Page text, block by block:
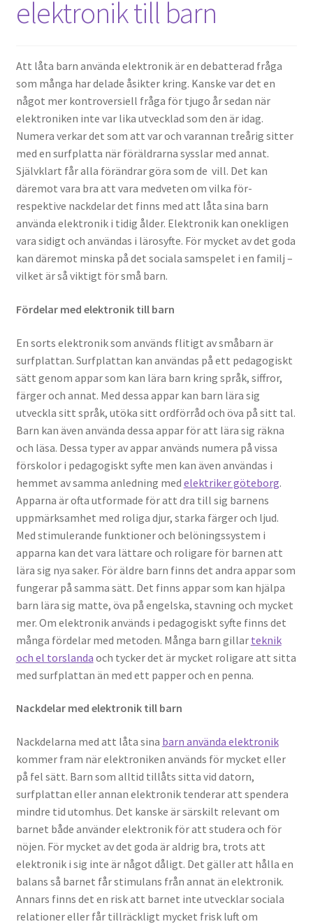
elektronik till barn
Att låta barn använda elektronik är en debatterad fråga
som många har delade åsikter kring. Kanske var det en
något mer kontroversiell fråga för tjugo år sedan när
elektroniken inte var lika utvecklad som den är idag.
Numera verkar det som att var och varannan treårig sitter
med en surfplatta när föräldrarna sysslar med annat.
Självklart får alla förändrar göra som de vill. Det kan
däremot vara bra att vara medveten om vilka för-
respektive nackdelar det finns med att låta sina barn
använda elektronik i tidig ålder. Elektronik kan onekligen
vara sidigt och användas i lärosyfte. För mycket av det goda
kan däremot minska på det sociala samspelet i en familj –
vilket är så viktigt för små barn.
Fördelar med elektronik till barn
En sorts elektronik som används flitigt av småbarn är
surfplattan. Surfplattan kan användas på ett pedagogiskt
sätt genom appar som kan lära barn kring språk, siffror,
färger och annat. Med dessa appar kan barn lära sig
utveckla sitt språk, utöka sitt ordförråd och öva på sitt tal.
Barn kan även använda dessa appar för att lära sig räkna
och läsa. Dessa typer av appar används numera på vissa
förskolor i pedagogiskt syfte men kan även användas i
hemmet av samma anledning med elektriker göteborg.
Apparna är ofta utformade för att dra till sig barnens
uppmärksamhet med roliga djur, starka färger och ljud.
Med stimulerande funktioner och belöningssystem i
apparna kan det vara lättare och roligare för barnen att
lära sig nya saker. För äldre barn finns det andra appar som
fungerar på samma sätt. Det finns appar som kan hjälpa
barn lära sig matte, öva på engelska, stavning och mycket
mer. Om elektronik används i pedagogiskt syfte finns det
många fördelar med metoden. Många barn gillar teknik
och el torslanda och tycker det är mycket roligare att sitta
med surfplattan än med ett papper och en penna.
Nackdelar med elektronik till barn
Nackdelarna med att låta sina barn använda elektronik
kommer fram när elektroniken används för mycket eller
på fel sätt. Barn som alltid tillåts sitta vid datorn,
surfplattan eller annan elektronik tenderar att spendera
mindre tid utomhus. Det kanske är särskilt relevant om
barnet både använder elektronik för att studera och för
nöjen. För mycket av det goda är aldrig bra, trots att
elektronik i sig inte är något dåligt. Det gäller att hålla en
balans så barnet får stimulans från annat än elektronik.
Annars finns det en risk att barnet inte utvecklar sociala
relationer eller får tillräckligt mycket frisk luft om